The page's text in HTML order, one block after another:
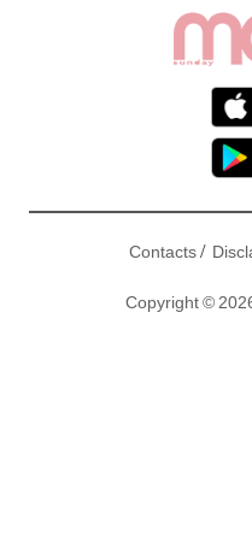
Contacts/
Copyright ©